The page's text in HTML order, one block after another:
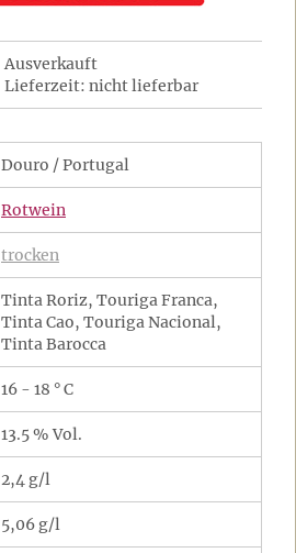
Ausverkauft
Lieferzeit: nicht lieferbar
Douro / Portugal
Rotwein
trocken
Tinta Roriz, Touriga Franca,
Tinta Cao, Touriga Nacional,
Tinta Barocca
16 - 18 ° C
13.5 % Vol.
2,4 g/l
5,06 g/l